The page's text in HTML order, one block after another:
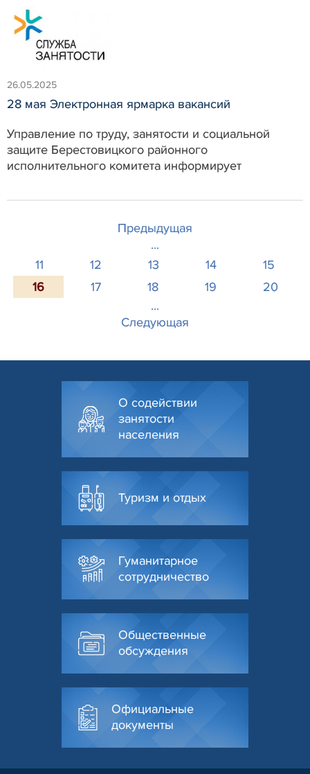
26.05.2025
28 мая Электронная ярмарка вакансий
Управление по труду, занятости и социальной
защите Берестовицкого районного
исполнительного комитета информирует
Предыдущая
...
11
12 13 14
15
16
17 18 19
20
...
Следующая
О содействии
занятости
населения
Туризм и отдых
Гуманитарное
сотрудничество
Общественные
обсуждения
Официальные
документы